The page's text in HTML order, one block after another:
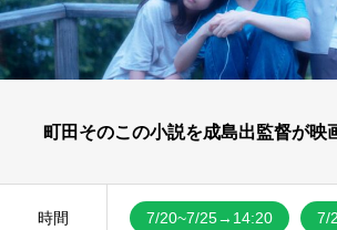
町田そのこの小説を成島出監督が映
時間 7/20~7/25→14:20 7/